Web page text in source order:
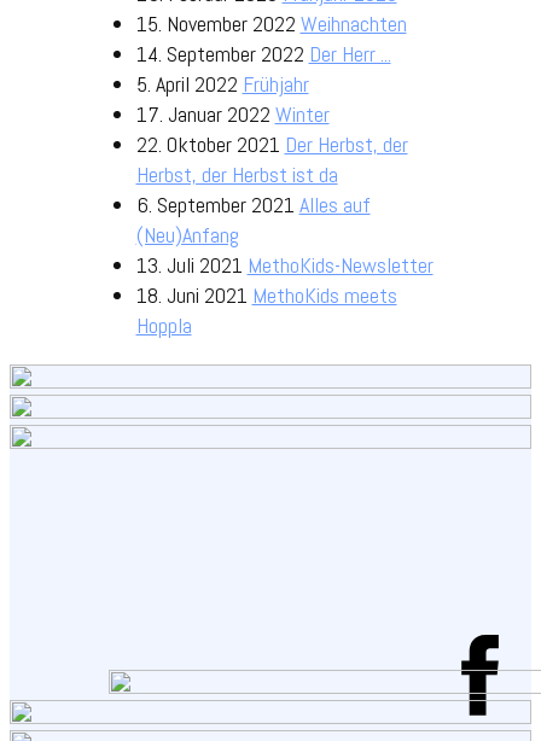
15. November 2022 Weihnachten
14. September 2022 Der Herr ...
5. April 2022 Frühjahr
17. Januar 2022 Winter
22. Oktober 2021 Der Herbst, der
Herbst, der Herbst ist da
6. September 2021 Alles auf
(Neu)Anfang
13. Juli 2021 MethoKids-Newsletter
18. Juni 2021 MethoKids meets
Hoppla